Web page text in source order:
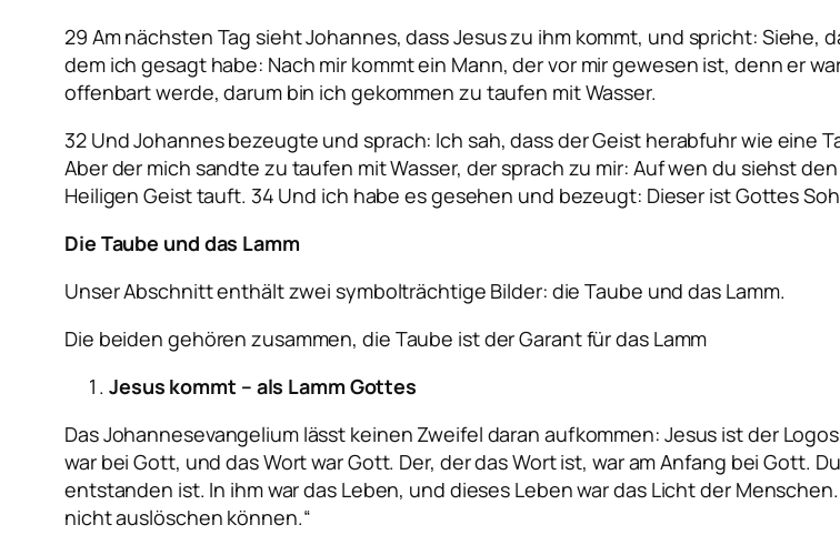
29 Am nächsten Tag sieht Johannes, dass Jesus zu ihm kommt, und spricht: Siehe,
dem ich gesagt habe: Nach mir kommt ein Mann, der vor mir gewesen ist, denn er
offenbart werde, darum bin ich gekommen zu taufen mit Wasser.
32 Und Johannes bezeugte und sprach: Ich sah, dass der Geist herabfuhr wie eine
Aber der mich sandte zu taufen mit Wasser, der sprach zu mir: Auf wen du siehst
Heiligen Geist tauft. 34 Und ich habe es gesehen und bezeugt: Dieser ist Gottes
Die Taube und das Lamm
Unser Abschnitt enthält zwei symbolträchtige Bilder: die Taube und das Lamm.
Die beiden gehören zusammen, die Taube ist der Garant für das Lamm
Jesus kommt – als Lamm Gottes
Das Johannesevangelium lässt keinen Zweifel daran aufkommen: Jesus ist der
war bei Gott, und das Wort war Gott. Der, der das Wort ist, war am Anfang bei Gott.
entstanden ist. In ihm war das Leben, und dieses Leben war das Licht der
nicht auslöschen können.“